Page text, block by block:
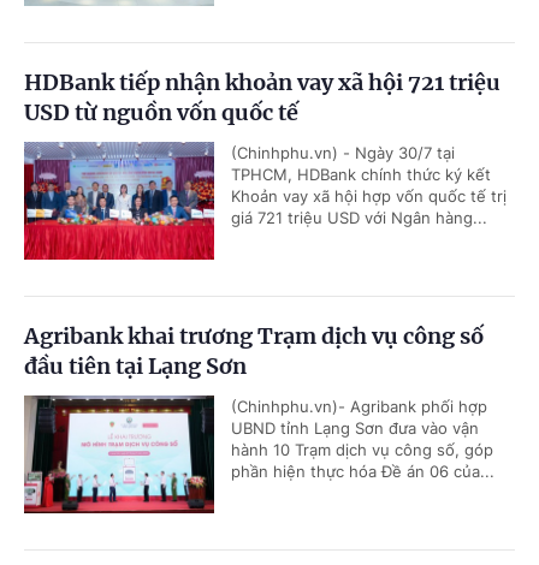
HDBank tiếp nhận khoản vay xã hội 721 triệu
USD từ nguồn vốn quốc tế
(Chinhphu.vn) - Ngày 30/7 tại
TPHCM, HDBank chính thức ký kết
Khoản vay xã hội hợp vốn quốc tế trị
giá 721 triệu USD với Ngân hàng...
Agribank khai trương Trạm dịch vụ công số
đầu tiên tại Lạng Sơn
(Chinhphu.vn)- Agribank phối hợp
UBND tỉnh Lạng Sơn đưa vào vận
hành 10 Trạm dịch vụ công số, góp
phần hiện thực hóa Đề án 06 của...